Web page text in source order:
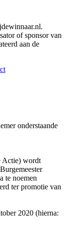
of sponsor van
aan de
onderstaande
Actie) wordt
te noemen
ter promotie van
2020 (hierna: